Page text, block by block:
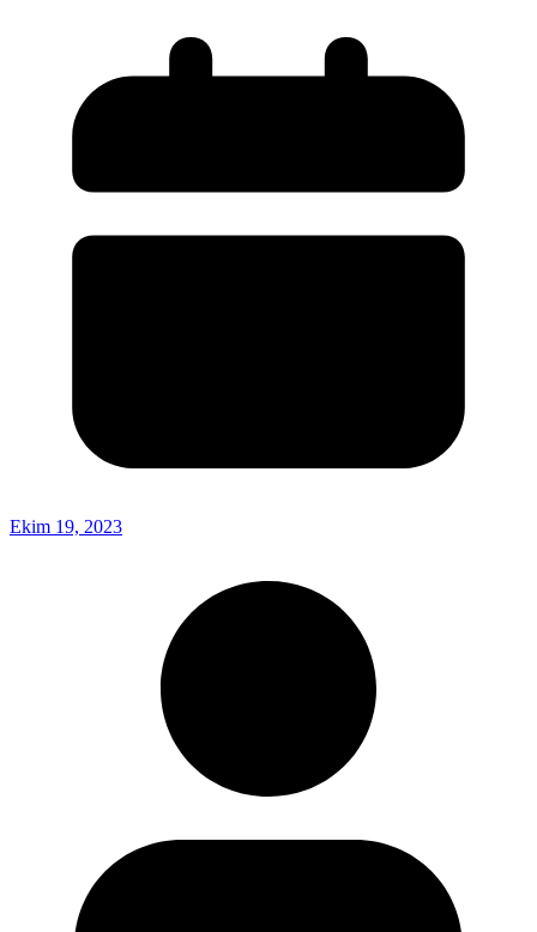
Ekim 19, 2023